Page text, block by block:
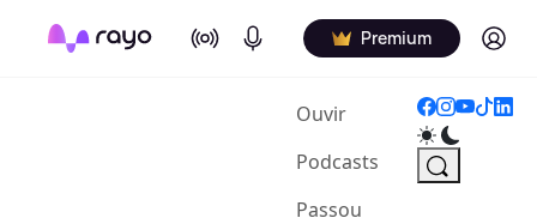
On Air Podcasts Premium Log in
Ouvir(current)
Podcasts
Passou